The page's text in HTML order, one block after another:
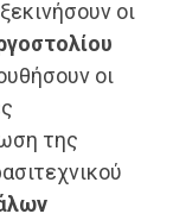
οι
οι
της